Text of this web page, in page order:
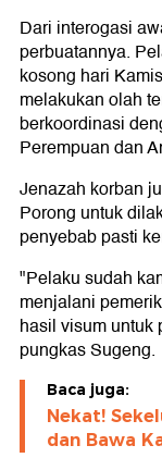
Dari interogasi
perbuatannya.
kosong hari
melakukan olah
berkoordinasi
Perempuan dan
Jenazah korban
Porong untuk
penyebab pasti
"Pelaku sudah
menjalani
hasil visum
pungkas Sugeng.
Baca juga:
Nekat!
dan Bawa